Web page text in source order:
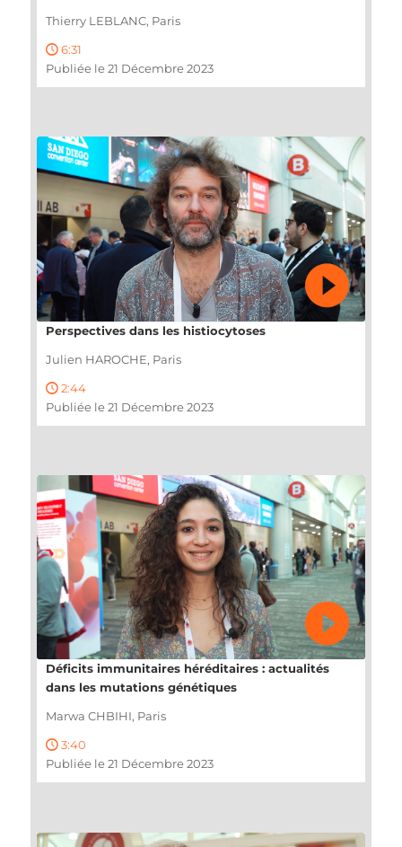
Thierry LEBLANC, Paris
6:31
Publiée le 21 Décembre 2023
Perspectives dans les histiocytoses
Julien HAROCHE, Paris
2:44
Publiée le 21 Décembre 2023
Déficits immunitaires héréditaires : actualités
dans les mutations génétiques
Marwa CHBIHI, Paris
3:40
Publiée le 21 Décembre 2023